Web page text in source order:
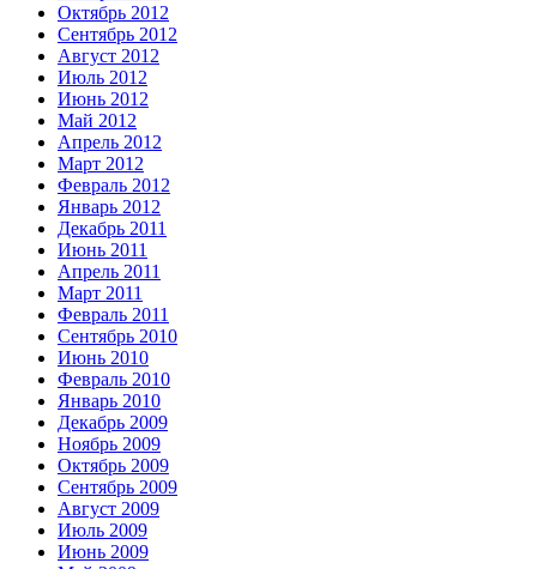
Октябрь 2012
Сентябрь 2012
Август 2012
Июль 2012
Июнь 2012
Май 2012
Апрель 2012
Март 2012
Февраль 2012
Январь 2012
Декабрь 2011
Июнь 2011
Апрель 2011
Март 2011
Февраль 2011
Сентябрь 2010
Июнь 2010
Февраль 2010
Январь 2010
Декабрь 2009
Ноябрь 2009
Октябрь 2009
Сентябрь 2009
Август 2009
Июль 2009
Июнь 2009